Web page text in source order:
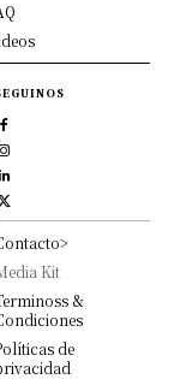
Kit
&
de